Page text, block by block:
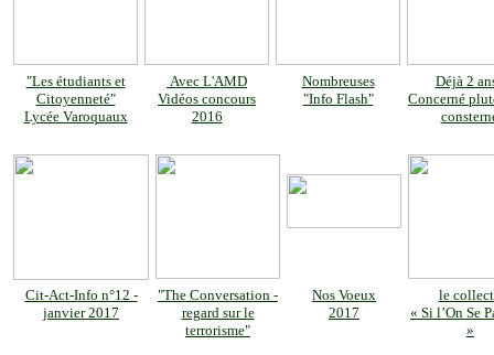
"Les étudiants et
Citoyenneté"
Lycée Varoquaux
Avec L'AMD
Vidéos concours
2016
Nombreuses
"Info Flash"
Déjà 2
Concerné
Cit-Act-Info n°12 -
janvier 2017
"The Conversation -
regard sur le
terrorisme"
Nos Voeux
2017
le
« Si l’On Se
»